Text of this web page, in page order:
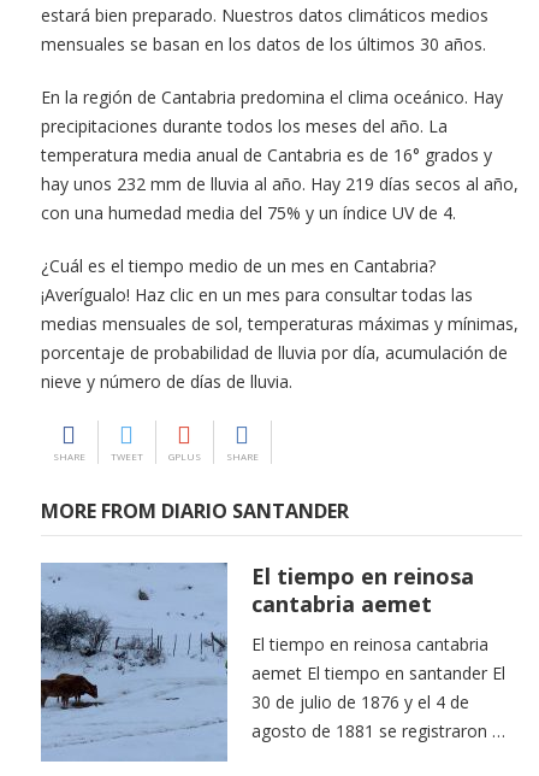
estará bien preparado. Nuestros datos climáticos medios
mensuales se basan en los datos de los últimos 30 años.
En la región de Cantabria predomina el clima oceánico. Hay
precipitaciones durante todos los meses del año. La
temperatura media anual de Cantabria es de 16° grados y
hay unos 232 mm de lluvia al año. Hay 219 días secos al año,
con una humedad media del 75% y un índice UV de 4.
¿Cuál es el tiempo medio de un mes en Cantabria?
¡Averígualo! Haz clic en un mes para consultar todas las
medias mensuales de sol, temperaturas máximas y mínimas,
porcentaje de probabilidad de lluvia por día, acumulación de
nieve y número de días de lluvia.
SHARE TWEET GPLUS SHARE
MORE FROM DIARIO SANTANDER
El tiempo en reinosa
cantabria aemet
El tiempo en reinosa cantabria
aemet El tiempo en santander El
30 de julio de 1876 y el 4 de
agosto de 1881 se registraron …